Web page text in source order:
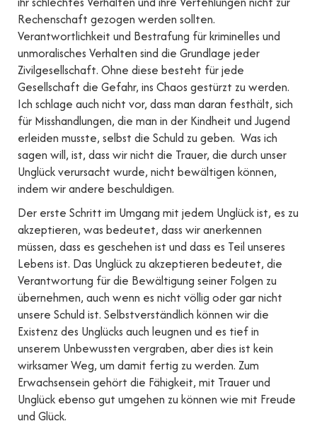
Rechenschaft gezogen werden sollten.
Verantwortlichkeit und Bestrafung für kriminelles und
unmoralisches Verhalten sind die Grundlage jeder
Zivilgesellschaft. Ohne diese besteht für jede
Gesellschaft die Gefahr, ins Chaos gestürzt zu werden.
Ich schlage auch nicht vor, dass man daran festhält, sich
für Misshandlungen, die man in der Kindheit und Jugend
erleiden musste, selbst die Schuld zu geben. Was ich
sagen will, ist, dass wir nicht die Trauer, die durch unser
Unglück verursacht wurde, nicht bewältigen können,
indem wir andere beschuldigen.
Der erste Schritt im Umgang mit jedem Unglück ist, es zu
akzeptieren, was bedeutet, dass wir anerkennen
müssen, dass es geschehen ist und dass es Teil unseres
Lebens ist. Das Unglück zu akzeptieren bedeutet, die
Verantwortung für die Bewältigung seiner Folgen zu
übernehmen, auch wenn es nicht völlig oder gar nicht
unsere Schuld ist. Selbstverständlich können wir die
Existenz des Unglücks auch leugnen und es tief in
unserem Unbewussten vergraben, aber dies ist kein
wirksamer Weg, um damit fertig zu werden. Zum
Erwachsensein gehört die Fähigkeit, mit Trauer und
Unglück ebenso gut umgehen zu können wie mit Freude
und Glück.